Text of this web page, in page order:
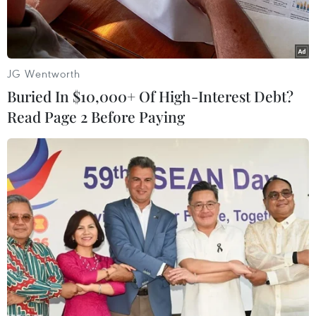
Công nhân kiểm tra các hoạt động bơm dầu tại giếng dầu
Gremikhinskoye ở Izhevsk, vùng Ural, Nga. (Ảnh:
Reuters/TTXVN)
Ngày 22/11, Bộ Năng lượng Nga cho biết chính
phủ nước này đã quyết định dỡ bỏ lệnh cấm
JG Wentworth
Buried In $10,000+ Of High-Interest Debt?
Read Page 2 Before Paying